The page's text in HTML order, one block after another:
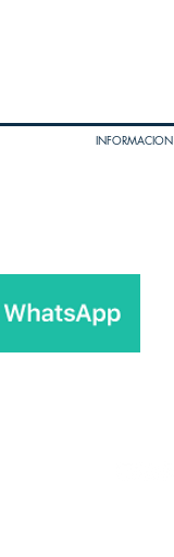
INFORMACION